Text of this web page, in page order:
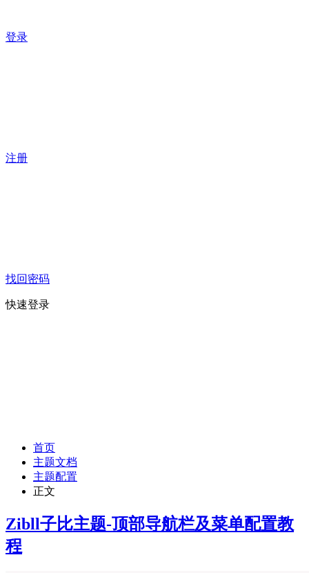
登录
注册
找回密码
快速登录
首页
主题文档
主题配置
正文
Zibll子比主题-顶部导航栏及菜单配置教
程